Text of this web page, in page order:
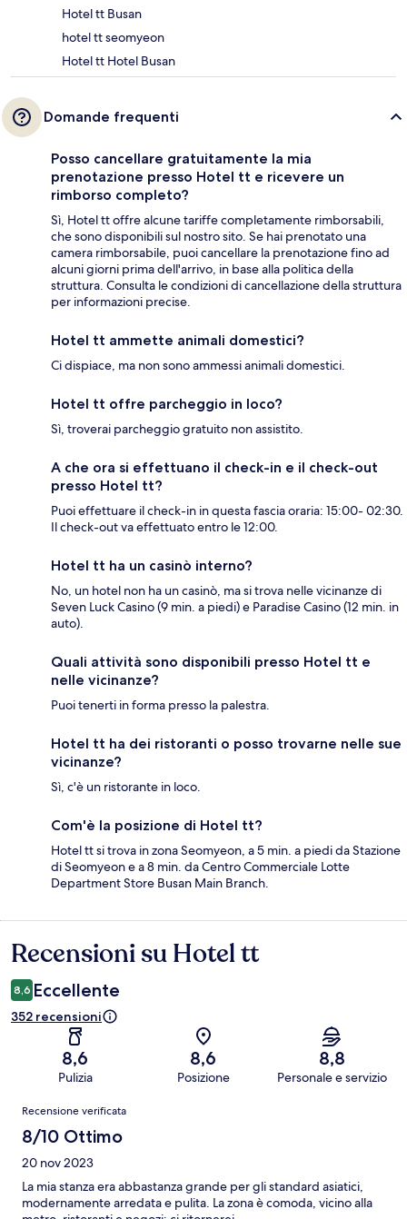
Hotel tt Busan
hotel tt seomyeon
Hotel tt Hotel Busan
Domande frequenti
Posso cancellare gratuitamente la mia
prenotazione presso Hotel tt e ricevere un
rimborso completo?
Sì, Hotel tt offre alcune tariffe completamente rimborsabili,
che sono disponibili sul nostro sito. Se hai prenotato una
camera rimborsabile, puoi cancellare la prenotazione fino ad
alcuni giorni prima dell'arrivo, in base alla politica della
struttura. Consulta le condizioni di cancellazione della struttura
per informazioni precise.
Hotel tt ammette animali domestici?
Ci dispiace, ma non sono ammessi animali domestici.
Hotel tt offre parcheggio in loco?
Sì, troverai parcheggio gratuito non assistito.
A che ora si effettuano il check-in e il check-out
presso Hotel tt?
Puoi effettuare il check-in in questa fascia oraria: 15:00- 02:30.
Il check-out va effettuato entro le 12:00.
Hotel tt ha un casinò interno?
No, un hotel non ha un casinò, ma si trova nelle vicinanze di
Seven Luck Casino (9 min. a piedi) e Paradise Casino (12 min. in
auto).
Quali attività sono disponibili presso Hotel tt e
nelle vicinanze?
Puoi tenerti in forma presso la palestra.
Hotel tt ha dei ristoranti o posso trovarne nelle sue
vicinanze?
Sì, c'è un ristorante in loco.
Com'è la posizione di Hotel tt?
Hotel tt si trova in zona Seomyeon, a 5 min. a piedi da Stazione
di Seomyeon e a 8 min. da Centro Commerciale Lotte
Department Store Busan Main Branch.
Recensioni
Recensioni su Hotel tt
8,6 Eccellente
352 recensioni
8,6
Pulizia
8,6
Posizione
8,8
Personale e servizio
Recensioni
Recensione verificata
8/10 Ottimo
20 nov 2023
La mia stanza era abbastanza grande per gli standard asiatici,
modernamente arredata e pulita. La zona è comoda, vicino alla